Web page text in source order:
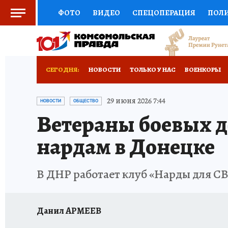
ФОТО ВИДЕО СПЕЦОПЕРАЦИЯ
СОЦПОДДЕРЖКА НАУКА СПОРТ
ТУРИЗМ
ГИД ПОТРЕБИТЕЛЯ ВСЕ О КП
СЕГОДНЯ: НОВОСТИ ТОЛЬКО У НАС ВОЕНКОРЫ
НОВОРОССИЯ АФИША
НОВОСТИ ОБЩЕСТВО 29 июня 2026 7:44
Ветераны боевых
нардам в Донецке
В ДНР работает клуб «Нарды для
Данил АРМЕЕВ